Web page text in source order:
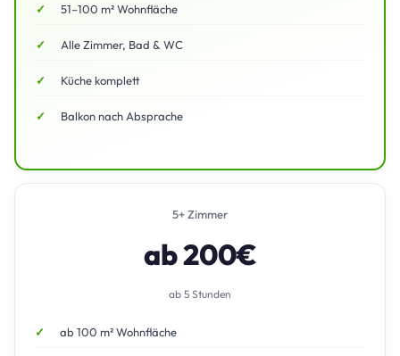
51–100 m² Wohnfläche
Alle Zimmer, Bad & WC
Küche komplett
Balkon nach Absprache
5+ Zimmer
ab 200€
ab 5 Stunden
ab 100 m² Wohnfläche